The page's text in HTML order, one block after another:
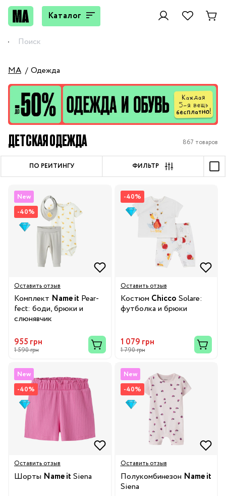
Каталог
MA Одежда
ДЕТСКАЯ ОДЕЖДА 867 товаров
ПО РЕЙТИНГУ ФИЛЬТР
New
-40%
Оставить отзыв
Комплект Name it Pear-
fect: боди, брюки и
слюнявчик
955 грн
1 590 грн
-40%
Оставить отзыв
Костюм Chicco Solare:
футболка и брюки
1 079 грн
1 790 грн
New
-40%
Оставить отзыв
Шорты Name it Siena
New
-40%
Оставить отзыв
Полукомбинезон Name it
Siena